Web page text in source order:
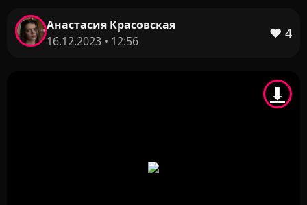
Анастасия Красовская
16.12.2023 • 12:56
❤️ 4
⬇